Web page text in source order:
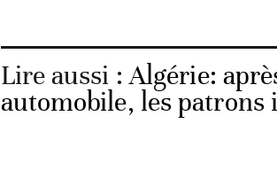
Lire aussi :Algérie:
automobile, les patrons